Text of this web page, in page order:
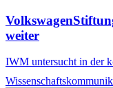
weiter
IWM untersucht in der